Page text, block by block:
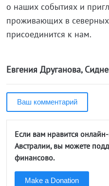
о наших событиях и
проживающих в
присоединится к нам.
Евгения Друганова,
Ваш комментарий
Если вам нравится
Австралии, вы можете
финансово.
Make a Donation